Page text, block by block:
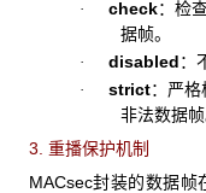
· check：检
据帧。
· disabled：
· strict：严格
非法数据帧
3. 重播保护机制
MACsec封装的数据